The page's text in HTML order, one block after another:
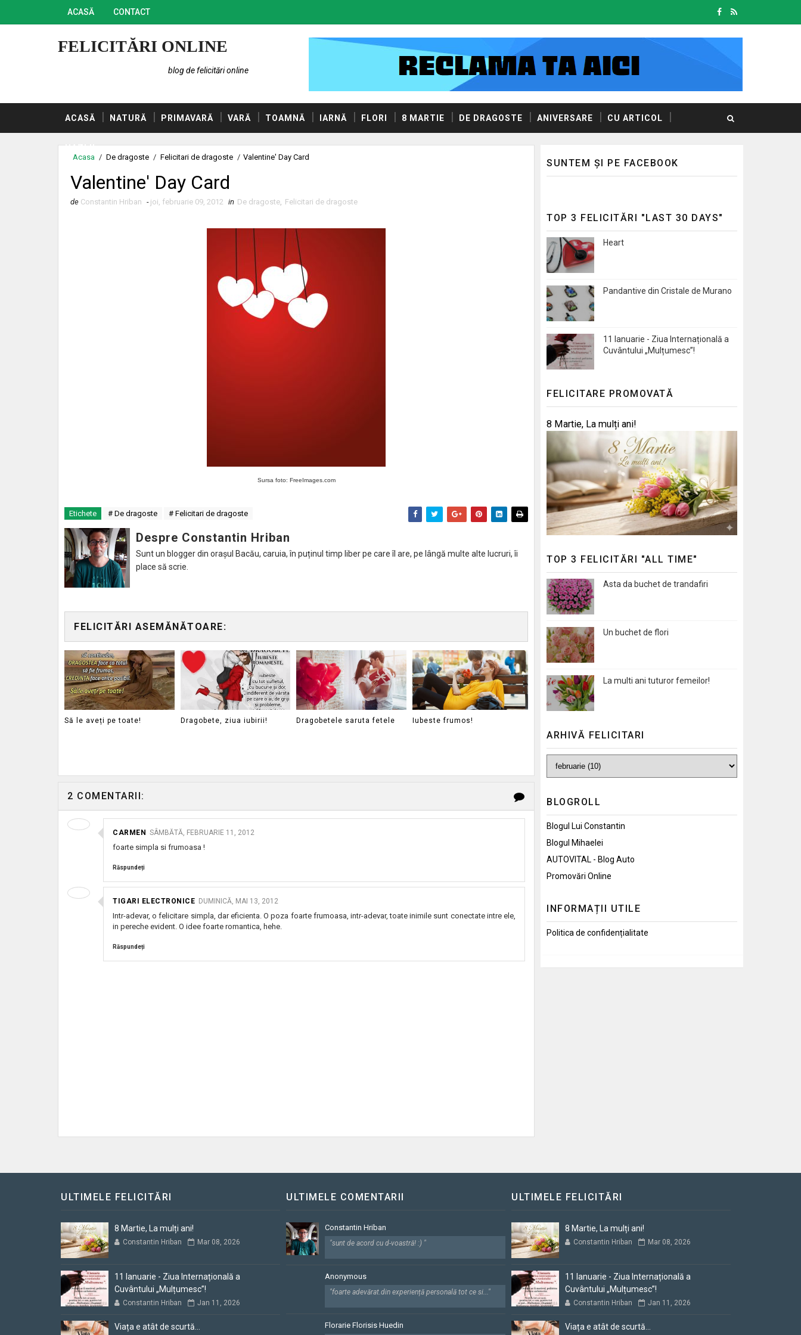
ACASĂ CONTACT
FELICITĂRI ONLINE
blog de felicitări online
ACASĂ NATURĂ PRIMAVARĂ VARĂ TOAMNĂ IARNĂ FLORI 8 MARTIE DE DRAGOSTE ANIVERSARE CU ARTICOL
HAZLII
Acasa / De dragoste / Felicitari de dragoste / Valentine' Day Card
Valentine' Day Card
de Constantin Hriban - joi, februarie 09, 2012 in De dragoste, Felicitari de dragoste
Sursa foto: FreeImages.com
Etichete # De dragoste # Felicitari de dragoste
Despre Constantin Hriban
Sunt un blogger din orașul Bacău, caruia, în puținul timp liber pe care îl are, pe lângă multe alte lucruri, îi
place să scrie.
FELICITĂRI ASEMĂNĂTOARE:
Să le aveți pe toate! Dragobete, ziua iubirii! Dragobetele saruta fetele Iubeste frumos!
2 COMENTARII:
CARMEN SÂMBĂTĂ, FEBRUARIE 11, 2012
foarte simpla si frumoasa !
Răspundeți
TIGARI ELECTRONICE DUMINICĂ, MAI 13, 2012
Intr-adevar, o felicitare simpla, dar eficienta. O poza foarte frumoasa, intr-adevar, toate inimile sunt conectate intre ele,
in pereche evident. O idee foarte romantica, hehe.
Răspundeți
SUNTEM ȘI PE FACEBOOK
TOP 3 FELICITĂRI "LAST 30 DAYS"
Heart
Pandantive din Cristale de Murano
11 Ianuarie - Ziua Internațională a
Cuvântului „Mulțumesc”!
FELICITARE PROMOVATĂ
8 Martie, La mulți ani!
TOP 3 FELICITĂRI "ALL TIME"
Asta da buchet de trandafiri
Un buchet de flori
La multi ani tuturor femeilor!
ARHIVĂ FELICITARI
BLOGROLL
Blogul Lui Constantin
Blogul Mihaelei
AUTOVITAL - Blog Auto
Promovări Online
INFORMAȚII UTILE
Politica de confidențialitate
ULTIMELE FELICITĂRI
8 Martie, La mulți ani!
Constantin Hriban Mar 08, 2026
11 Ianuarie - Ziua Internațională a
Cuvântului „Mulțumesc”!
Constantin Hriban Jan 11, 2026
Viața e atât de scurtă...
ULTIMELE COMENTARII
Constantin Hriban
"sunt de acord cu d-voastră! :) "
Anonymous
"foarte adevărat.din experiență personală tot ce si..."
Florarie Florisis Huedin
ULTIMELE FELICITĂRI
8 Martie, La mulți ani!
Constantin Hriban Mar 08, 2026
11 Ianuarie - Ziua Internațională a
Cuvântului „Mulțumesc”!
Constantin Hriban Jan 11, 2026
Viața e atât de scurtă...